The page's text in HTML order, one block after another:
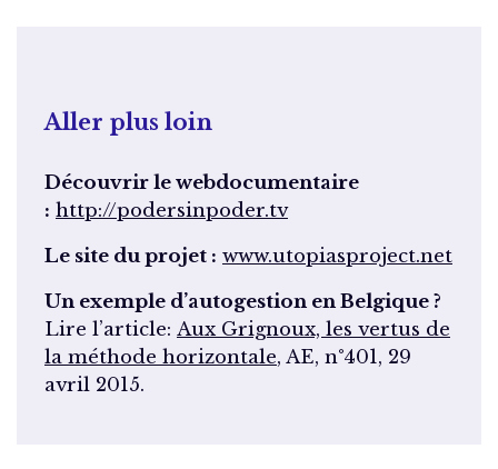
Aller plus loin
Découvrir le webdocumentaire
: http://podersinpoder.tv
Le site du projet : www.utopiasproject.net
Un exemple d’autogestion en Belgique ?
Lire l’article: Aux Grignoux, les vertus de
la méthode horizontale, AE, n°401, 29
avril 2015.